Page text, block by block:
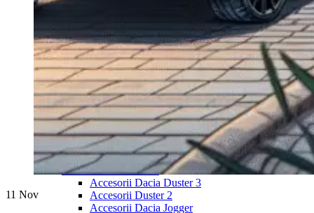
Navigație Skoda Fabia 1
Navigație Skoda Fabia 2
Navigație Skoda Octavia 1
Navigație Skoda Octavia 2
Navigație Skoda Octavia 3
Navigație Skoda Rapid
Navigație Skoda Superb 1
Navigație Skoda Superb 2
Navigație Toyota Avensis T25
Portbagaj Plafon Auto
Sub 350 Litri
Peste 350 Litri
Peste 450 litri
Accesorii auto masina
Accesorii Dacia Duster 3
Accesorii Duster 2
Accesorii Dacia Jogger
11 Nov